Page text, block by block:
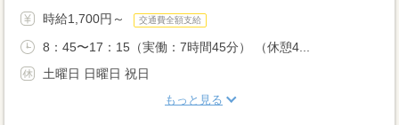
時給1,700円～ 交通費全額支給
8：45〜17：15（実働：7時間45分） （休憩4...
土曜日 日曜日 祝日
もっと見る